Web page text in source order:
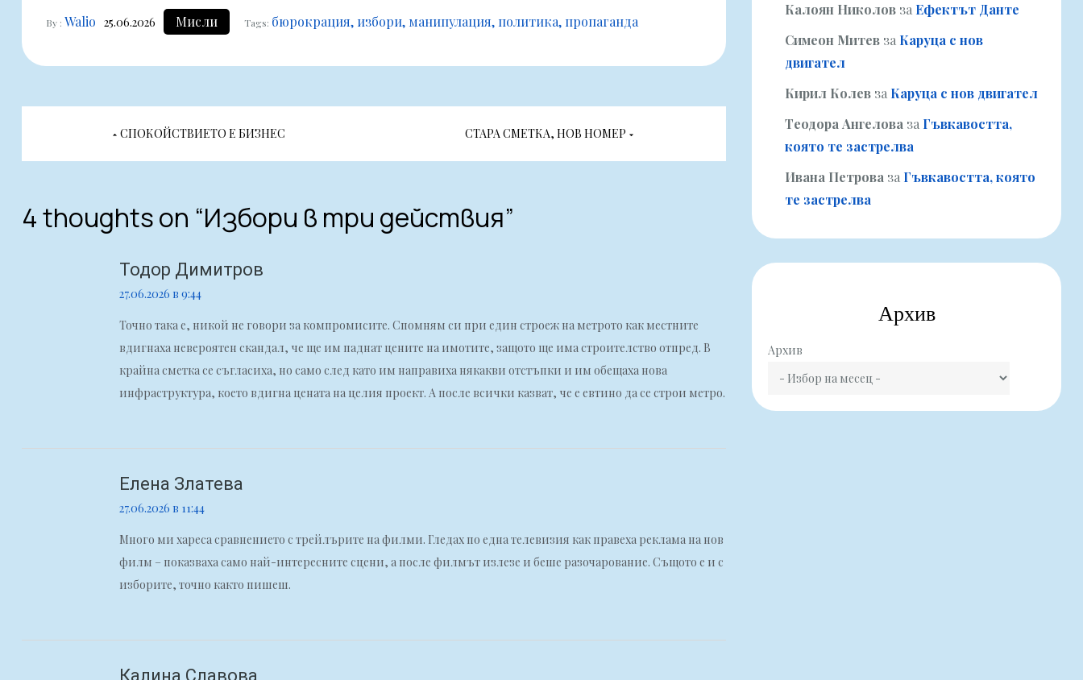
By : Walio 25.06.2026 Мисли Tags: бюрокрация избори манипулация политика пропаганда
Навигация
СПОКОЙСТВИЕТО Е БИЗНЕС СТАРА СМЕТКА, НОВ НОМЕР
4 thoughts on “Избори в три действия”
Тодор Димитров
27.06.2026 в 9:44
Точно така е, никой не говори за компромисите. Спомням си при един строеж на метрото как местните
вдигнаха невероятен скандал, че ще им паднат цените на имотите, защото ще има строителство отпред. В
крайна сметка се съгласиха, но само след като им направиха някакви отстъпки и им обещаха нова
инфраструктура, което вдигна цената на целия проект. А после всички казват, че е евтино да се строи метро.
Елена Златева
27.06.2026 в 11:44
Много ми хареса сравнението с трейлърите на филми. Гледах по една телевизия как правеха реклама на нов
филм – показваха само най-интересните сцени, а после филмът излезе и беше разочарование. Същото е и с
изборите, точно както пишеш.
Калина Славова
Калоян Николов за Ефектът Данте
Симеон Митев за Каруца с нов
двигател
Кирил Колев за Каруца с нов двигател
Теодора Ангелова за Гъвкавостта,
която те застрелва
Ивана Петрова за Гъвкавостта, която
те застрелва
Архив
Архив